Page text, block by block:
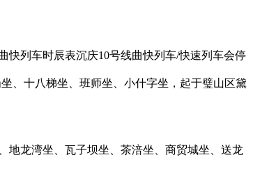
列车时辰表沉庆10号线曲快列车/快速列车会停
、十八梯坐、班师坐、小什字坐，起于璧山区黛
龙湾坐、瓦子坝坐、茶涪坐、商贸城坐、送龙